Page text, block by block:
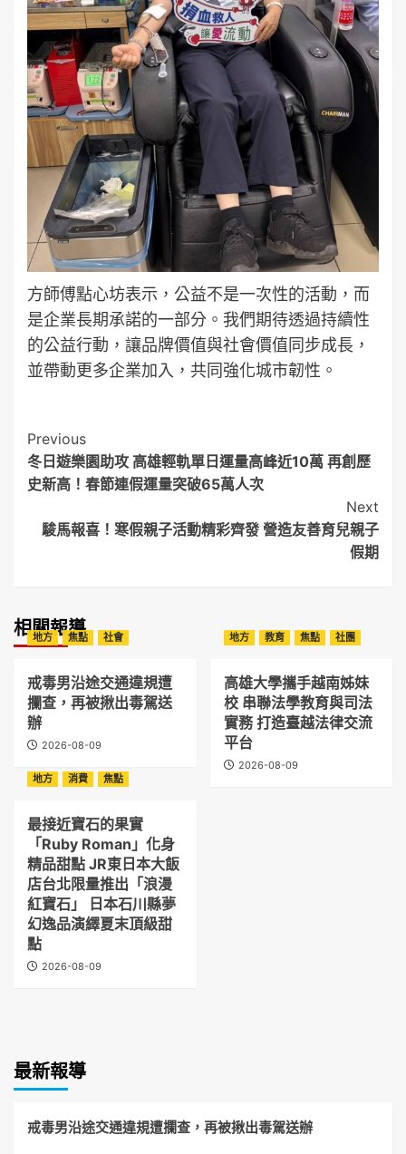
方師傅點心坊表示，公益不是一次性的活動，而
是企業長期承諾的一部分。我們期待透過持續性
的公益行動，讓品牌價值與社會價值同步成長，
並帶動更多企業加入，共同強化城市韌性。
Post
Navigation
Previous
冬日遊樂園助攻 高雄輕軌單日運量高峰近10萬 再創歷
史新高！春節連假運量突破65萬人次
Next
駿馬報喜！寒假親子活動精彩齊發 營造友善育兒親子
假期
相關報導
地方 焦點 社會
戒毒男沿途交通違規遭
攔查，再被揪出毒駕送
辦
2026-08-09
地方 教育 焦點 社團
高雄大學攜手越南姊妹
校 串聯法學教育與司法
實務 打造臺越法律交流
平台
2026-08-09
地方
消費 焦點
最接近寶石的果實
「Ruby Roman」化身
精品甜點 JR東日本大飯
店台北限量推出「浪漫
紅寶石」 日本石川縣夢
幻逸品演繹夏末頂級甜
點
2026-08-09
最新報導
戒毒男沿途交通違規遭攔查，再被揪出毒駕送辦